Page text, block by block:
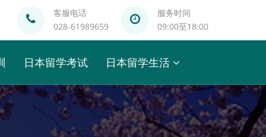
客服电话
028-61989659
服务时间
09:00至18:00
日本留学考试 日本留学生活